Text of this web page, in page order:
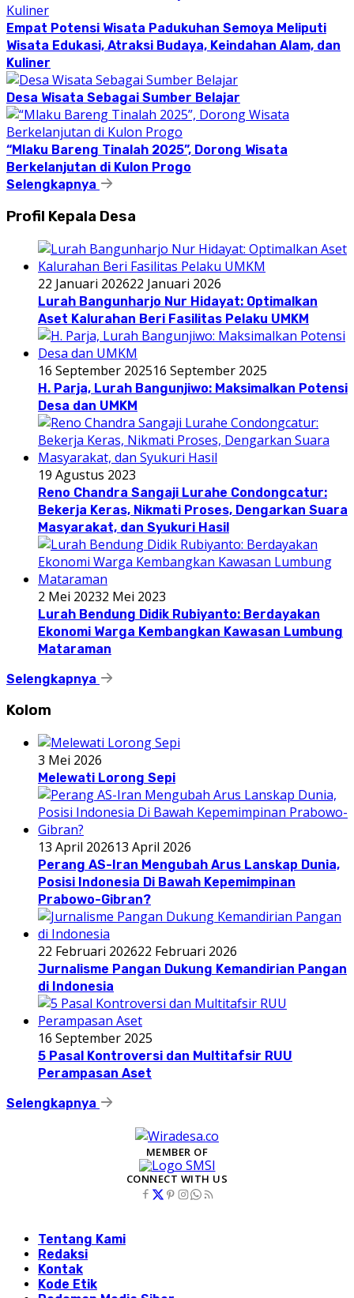
Empat Potensi Wisata Padukuhan Semoya Meliputi
Wisata Edukasi, Atraksi Budaya, Keindahan Alam, dan
Kuliner
Desa Wisata Sebagai Sumber Belajar
“Mlaku Bareng Tinalah 2025”, Dorong Wisata
Berkelanjutan di Kulon Progo
Selengkapnya
Profil Kepala Desa
22 Januari 202622 Januari 2026
Lurah Bangunharjo Nur Hidayat: Optimalkan
Aset Kalurahan Beri Fasilitas Pelaku UMKM
16 September 202516 September 2025
H. Parja, Lurah Bangunjiwo: Maksimalkan Potensi
Desa dan UMKM
19 Agustus 2023
Reno Chandra Sangaji Lurahe Condongcatur:
Bekerja Keras, Nikmati Proses, Dengarkan Suara
Masyarakat, dan Syukuri Hasil
2 Mei 20232 Mei 2023
Lurah Bendung Didik Rubiyanto: Berdayakan
Ekonomi Warga Kembangkan Kawasan Lumbung
Mataraman
Selengkapnya
Kolom
3 Mei 2026
Melewati Lorong Sepi
13 April 202613 April 2026
Perang AS-Iran Mengubah Arus Lanskap Dunia,
Posisi Indonesia Di Bawah Kepemimpinan
Prabowo-Gibran?
22 Februari 202622 Februari 2026
Jurnalisme Pangan Dukung Kemandirian Pangan
di Indonesia
16 September 2025
5 Pasal Kontroversi dan Multitafsir RUU
Perampasan Aset
Selengkapnya
MEMBER OF
CONNECT WITH US
Tentang Kami
Redaksi
Kontak
Kode Etik